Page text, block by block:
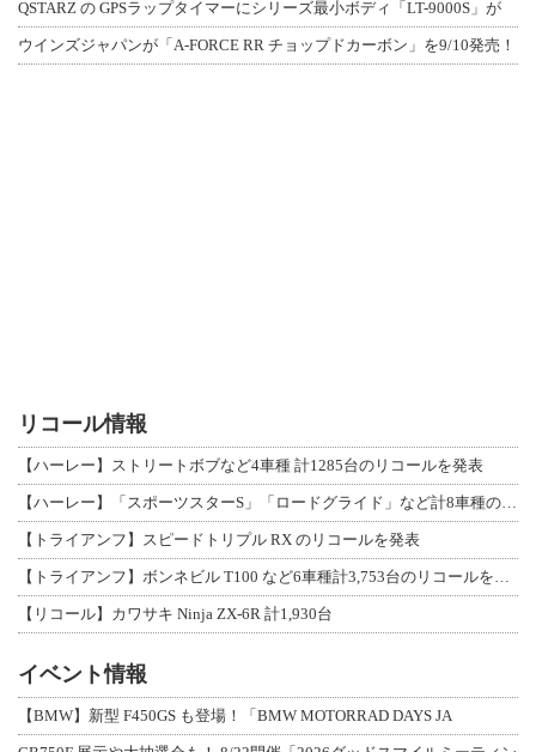
QSTARZ の GPSラップタイマーにシリーズ最小ボディ「LT-9000S」が
ウインズジャパンが「A-FORCE RR チョップドカーボン」を9/10発売！
リコール情報
【ハーレー】ストリートボブなど4車種 計1285台のリコールを発表
【ハーレー】「スポーツスターS」「ロードグライド」など計8車種のリコールを発表
【トライアンフ】スピードトリプル RX のリコールを発表
【トライアンフ】ボンネビル T100 など6車種計3,753台のリコールを発表
【リコール】カワサキ Ninja ZX-6R 計1,930台
イベント情報
【BMW】新型 F450GS も登場！「BMW MOTORRAD DAYS JA